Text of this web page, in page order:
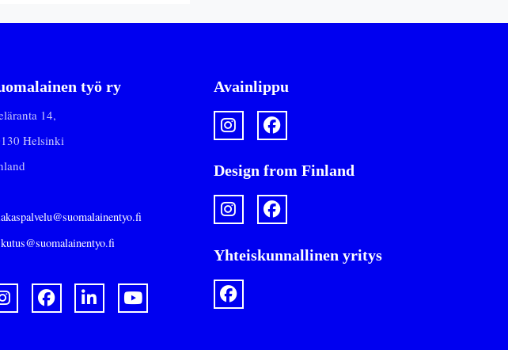
työ ry
14,
Helsinki
Avainlippu
Design from Finland
Yhteiskunnallinen yritys